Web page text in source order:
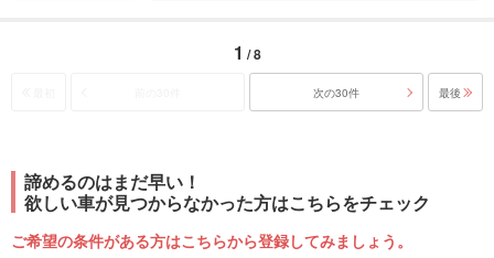
1 / 8
次の30件 最後
諦めるのはまだ早い！
欲しい車が見つからなかった方はこちらをチェック
ご希望の条件がある方はこちらから登録してみましょう。